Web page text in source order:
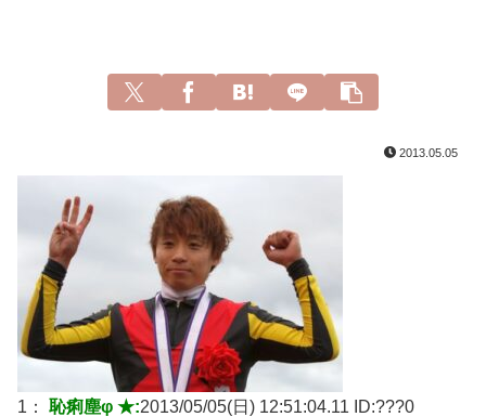
2013.05.05
1： 恥痢塵φ ★:2013/05/05(日) 12:51:04.11 ID:???0